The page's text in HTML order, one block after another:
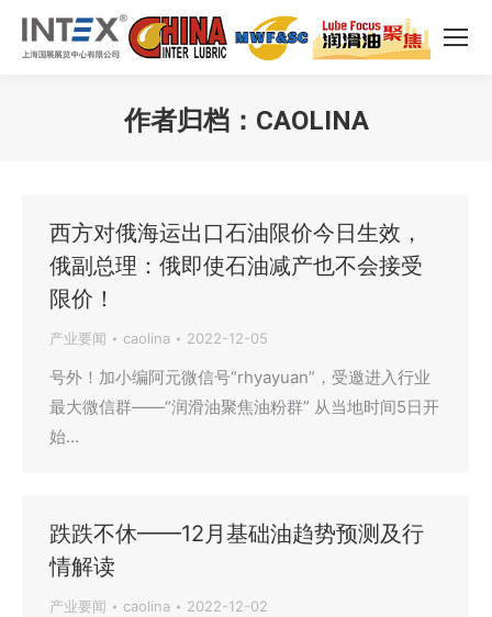
作者归档： CAOLINA
西方对俄海运出口石油限价今日生效，
俄副总理：俄即使石油减产也不会接受
限价！
产业要闻 caolina 2022-12-05
号外！加小编阿元微信号“rhyayuan”，受邀进入行业
最大微信群——“润滑油聚焦油粉群” 从当地时间5日开
始…
跌跌不休——12月基础油趋势预测及行
情解读
产业要闻 caolina 2022-12-02